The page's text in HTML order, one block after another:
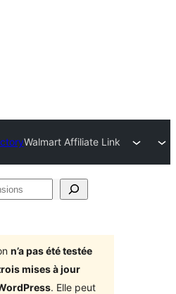
Walmart Affiliate Link
n’a pas été testée
mises à jour
. Elle peut